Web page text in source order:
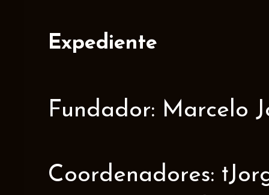
Expediente
Fundador: Marcelo
Coordenadores: